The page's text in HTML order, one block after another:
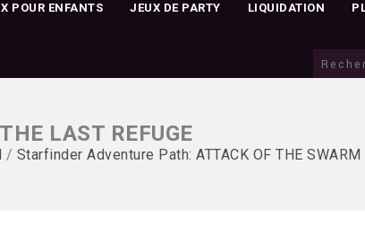
POUR ENFANTS JEUX DE PARTY LIQUIDATION
LAST REFUGE
/ Starfinder Adventure Path: ATTACK OF THE SWARM